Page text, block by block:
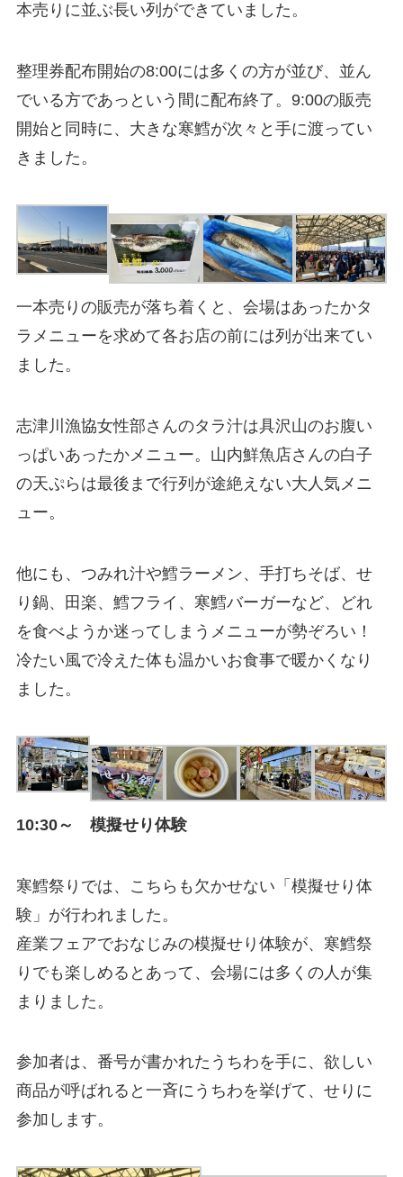
本売りに並ぶ長い列ができていました。
整理券配布開始の8:00には多くの方が並び、並ん
でいる方であっという間に配布終了。9:00の販売
開始と同時に、大きな寒鱈が次々と手に渡ってい
きました。
一本売りの販売が落ち着くと、会場はあったかタ
ラメニューを求めて各お店の前には列が出来てい
ました。
志津川漁協女性部さんのタラ汁は具沢山のお腹い
っぱいあったかメニュー。山内鮮魚店さんの白子
の天ぷらは最後まで行列が途絶えない大人気メニ
ュー。
他にも、つみれ汁や鱈ラーメン、手打ちそば、せ
り鍋、田楽、鱈フライ、寒鱈バーガーなど、どれ
を食べようか迷ってしまうメニューが勢ぞろい！
冷たい風で冷えた体も温かいお食事で暖かくなり
ました。
10:30～ 模擬せり体験
寒鱈祭りでは、こちらも欠かせない「模擬せり体
験」が行われました。
産業フェアでおなじみの模擬せり体験が、寒鱈祭
りでも楽しめるとあって、会場には多くの人が集
まりました。
参加者は、番号が書かれたうちわを手に、欲しい
商品が呼ばれると一斉にうちわを挙げて、せりに
参加します。